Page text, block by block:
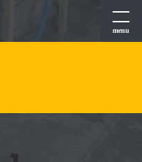
menu